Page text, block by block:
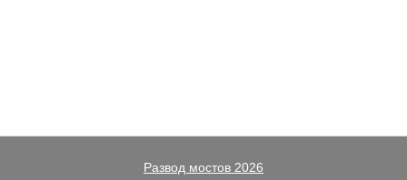
Развод мостов 2026